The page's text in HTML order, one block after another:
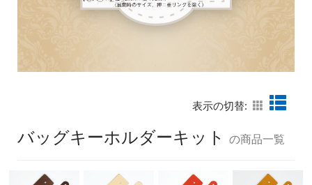
表示の切替:
バッグキーホルダーキット の商品一覧